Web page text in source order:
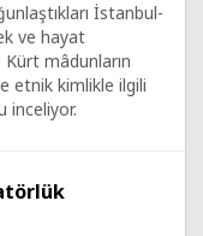
İstanbul-
ve hayat
Kürt mâdunların
etnik kimlikle ilgili
inceliyor.